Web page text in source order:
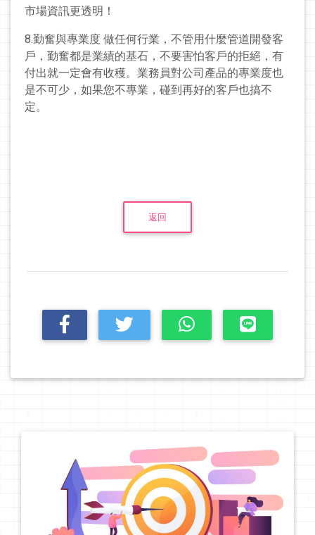
市場資訊更透明！
8.勤奮與專業度 做任何行業，不管用什麼管道開發客
戶，勤奮都是業績的基石，不要害怕客戶的拒絕，有
付出就一定會有收穫。業務員對公司產品的專業度也
是不可少，如果您不專業，碰到再好的客戶也搞不
定。
返回